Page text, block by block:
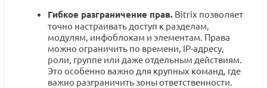
Гибкое разграничение прав. Bitrix позволяет
точно настраивать доступ к разделам,
модулям, инфоблокам и элементам. Права
можно ограничить по времени, IP-адресу,
роли, группе или даже отдельным действиям.
Это особенно важно для крупных команд, где
важно разграничить зоны ответственности.